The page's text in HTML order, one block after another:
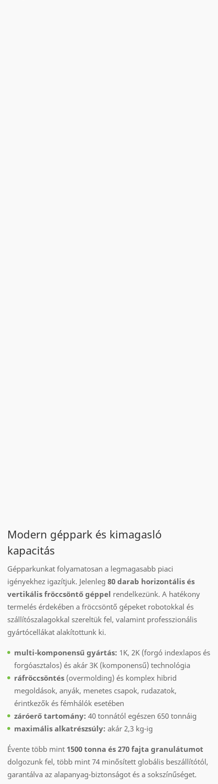
Modern géppark és kimagasló
kapacitás
Gépparkunkat folyamatosan a legmagasabb piaci
igényekhez igazítjuk. Jelenleg 80 darab horizontális és
vertikális fröccsöntő géppel rendelkezünk. A hatékony
termelés érdekében a fröccsöntő gépeket robotokkal és
szállítószalagokkal szereltük fel, valamint professzionális
gyártócellákat alakítottunk ki.
multi-komponensű gyártás: 1K, 2K (forgó indexlapos és
forgóasztalos) és akár 3K (komponensű) technológia
ráfröccsöntés (overmolding) és komplex hibrid
megoldások, anyák, menetes csapok, rudazatok,
érintkezők és fémhálók esetében
záróerő tartomány: 40 tonnától egészen 650 tonnáig
maximális alkatrészsúly: akár 2,3 kg-ig
Évente több mint 1500 tonna és 270 fajta granulátumot
dolgozunk fel, több mint 74 minősített globális beszállítótól,
garantálva az alapanyag-biztonságot és a sokszínűséget.